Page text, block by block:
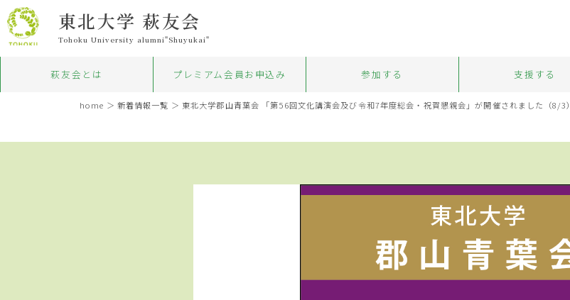
東北大学 萩友会
Tohoku University alumni"Shuyukai"
萩友会とは プレミアム会員お申込み 参加する 支援する
home ＞ 新着情報一覧 ＞ 東北大学郡山青葉会 「第56回文化講演会及び令和7年度総会・祝賀懇親会」が開催されました（8/3）